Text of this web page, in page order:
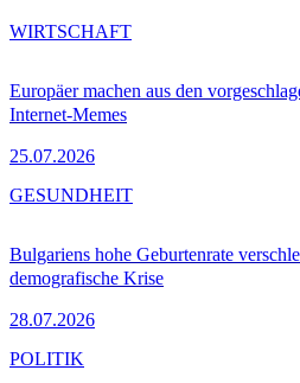
Europäer machen aus den
Internet-Memes
25.07.2026
WIRTSCHAFT
Bulgariens hohe Geburtenrate
demografische Krise
28.07.2026
GESUNDHEIT
POLITIK